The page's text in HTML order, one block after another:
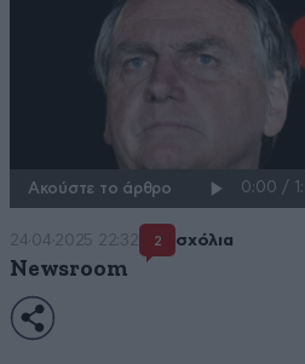
Ακούστε το άρθρο
24·04·2025 22:32 2 σχόλια
Newsroom